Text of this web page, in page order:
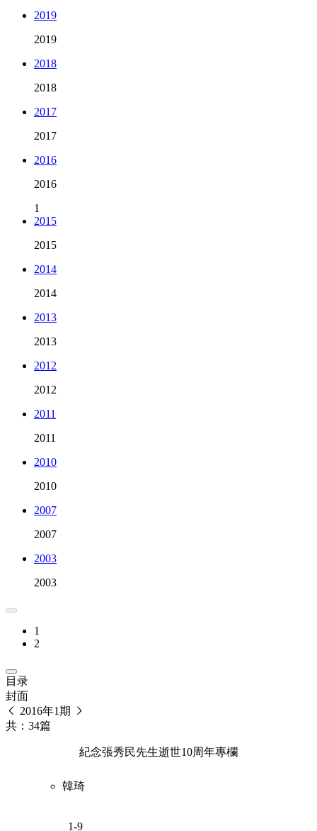
2019
2019
2018
2018
2017
2017
2016
2016
1
2015
2015
2014
2014
2013
2013
2012
2012
2011
2011
2010
2010
2007
2007
2003
2003
1
2
目录
封面
2016年1期
共：34篇
紀念張秀民先生逝世10周年專欄
韓琦
1-9